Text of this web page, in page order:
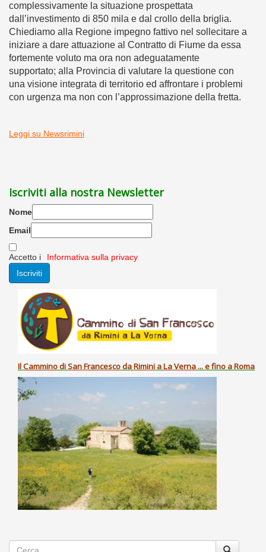
complessivamente la situazione prospettata
dall’investimento di 850 mila e dal crollo della briglia.
Chiediamo alla Regione impegno fattivo nel sollecitare a
iniziare a dare attuazione al Contratto di Fiume da essa
fortemente voluto ma ora non adeguatamente
supportato; alla Provincia di valutare la questione con
una visione integrata di territorio ed affrontare i problemi
con urgenza ma non con l’approssimazione della fretta.
Leggi su Newsrimini
Iscriviti alla nostra Newsletter
Nome
Email
Accetto i Informativa sulla privacy
IlCamminodiSan FrancescodaRimini aLa Verna... e fino a Roma